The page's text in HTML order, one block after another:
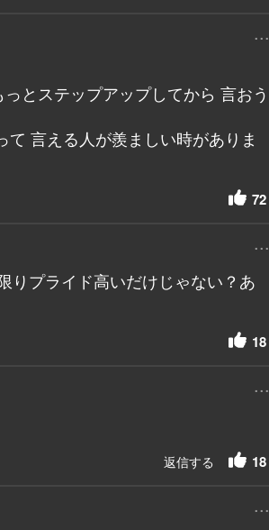
...
とステップアップしてから 言おう
言える人が羨ましい時がありま
72
...
りプライド高いだけじゃない？あ
18
...
18
返信する
...